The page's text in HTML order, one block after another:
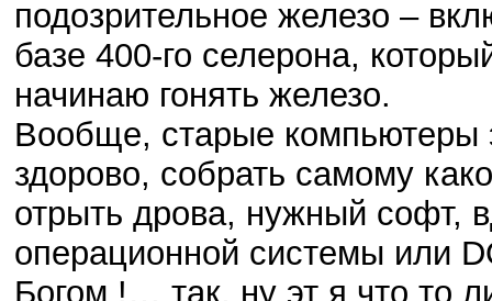
подозрительное железо –
базе 400-го селерона,
начинаю гонять железо.
Вообще, старые компьютеры
здорово, собрать самому
отрыть дрова, нужный софт,
операционной системы или
Богом !… так, ну эт я что то